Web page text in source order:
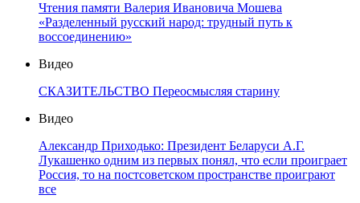
Чтения памяти Валерия Ивановича Мошева
«Разделенный русский народ: трудный путь к
воссоединению»
Видео
СКАЗИТЕЛЬСТВО Переосмысляя старину
Видео
Александр Приходько: Президент Беларуси А.Г.
Лукашенко одним из первых понял, что если проиграет
Россия, то на постсоветском пространстве проиграют
все